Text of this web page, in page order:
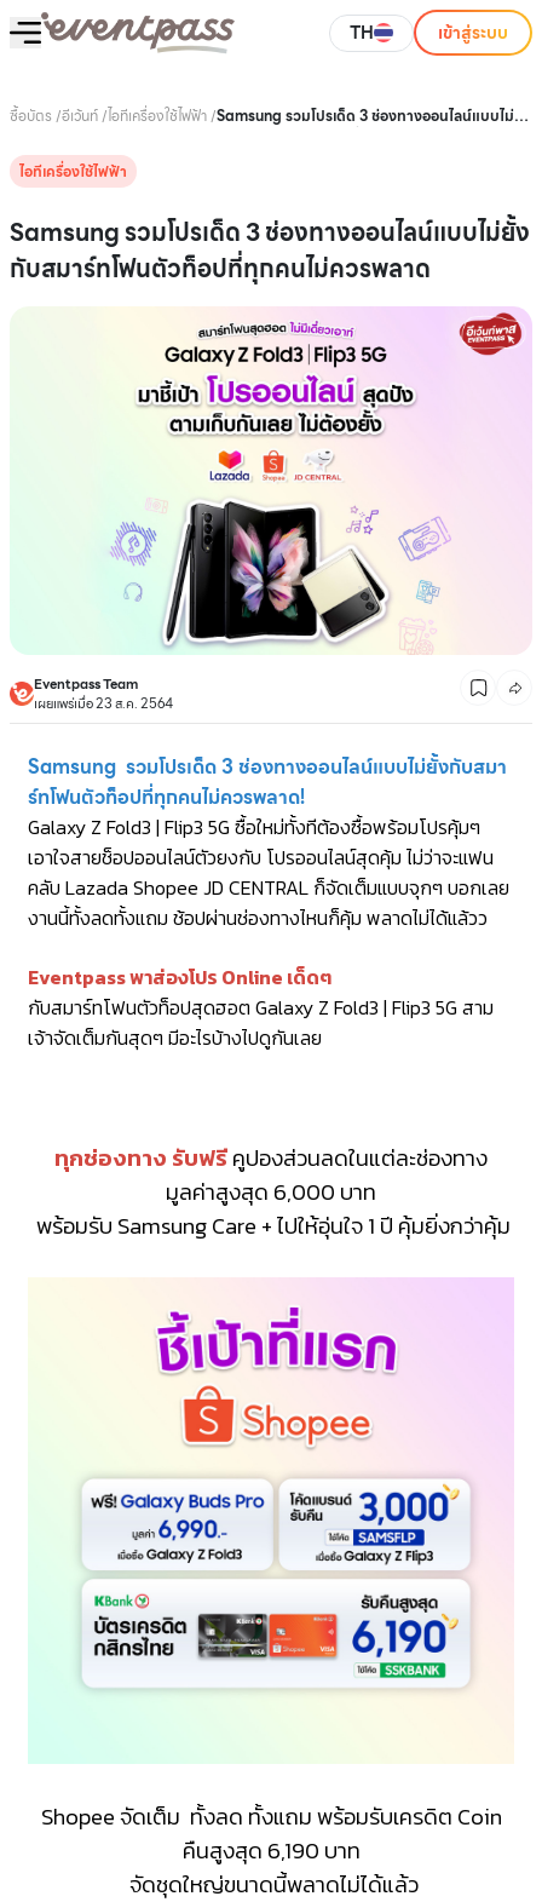
TH เข้าสู่ระบบ
ซื้อบัตร /อีเว้นท์/ไอทีเครื่องใช้ไฟฟ้า/Samsung รวมโปรเด็ด 3 ช่องทางออนไลน์แบบไม่ยั้ง
ไอทีเครื่องใช้ไฟฟ้า
Samsung รวมโปรเด็ด 3 ช่องทางออนไลน์แบบไม่ยั้ง
กับสมาร์ทโฟนตัวท็อปที่ทุกคนไม่ควรพลาด
Eventpass Team
เผยแพร่เมื่อ 23 ส.ค. 2564
Samsung รวมโปรเด็ด 3 ช่องทางออนไลน์แบบไม่ยั้งกับสมา
ร์ทโฟนตัวท็อปที่ทุกคนไม่ควรพลาด!
Galaxy Z Fold3 | Flip3 5G ซื้อใหม่ทั้งทีต้องซื้อพร้อมโปรคุ้มๆ
เอาใจสายช็อปออนไลน์ตัวยงกับ โปรออนไลน์สุดคุ้ม ไม่ว่าจะแฟน
คลับ Lazada Shopee JD CENTRAL ก็จัดเต็มแบบจุกๆ บอกเลย
งานนี้ทั้งลดทั้งแถม ช้อปผ่านช่องทางไหนก็คุ้ม พลาดไม่ได้แล้วว
Eventpass พาส่องโปร Online เด็ดๆ
กับสมาร์ทโฟนตัวท็อปสุดฮอต Galaxy Z Fold3 | Flip3 5G สาม
เจ้าจัดเต็มกันสุดๆ มีอะไรบ้างไปดูกันเลย
ทุกช่องทาง รับฟรีคูปองส่วนลดในแต่ละช่องทาง
มูลค่าสูงสุด 6,000 บาท
พร้อมรับ Samsung Care + ไปให้อุ่นใจ 1 ปี คุ้มยิ่งกว่าคุ้ม
Shopee จัดเต็ม ทั้งลด ทั้งแถม พร้อมรับเครดิต Coin
คืนสูงสุด 6,190 บาท
จัดชุดใหญ่ขนาดนี้พลาดไม่ได้แล้ว